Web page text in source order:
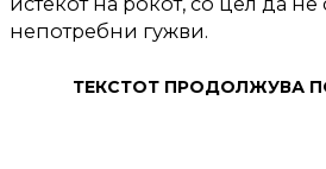
непотребни гужви.
ТЕКСТОТ ПРОДОЛЖУВА